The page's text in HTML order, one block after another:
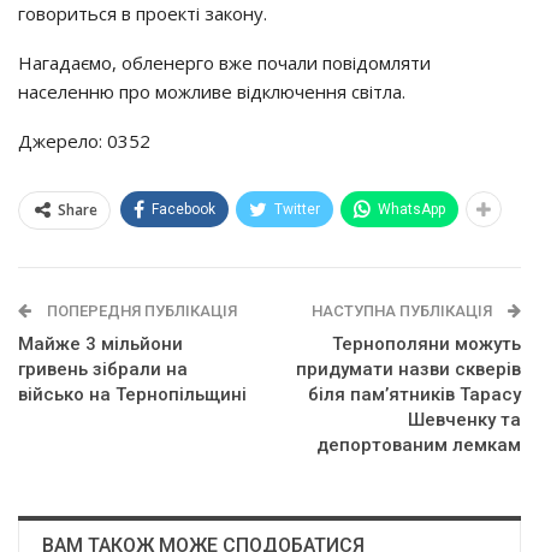
говориться в проекті закону.
Нагадаємо, обленерго вже почали повідомляти
населенню про можливе відключення світла.
Джерело: 0352
Share Facebook Twitter WhatsApp
ПОПЕРЕДНЯ ПУБЛІКАЦІЯ
Майже 3 мільйони
гривень зібрали на
військо на Тернопільщині
НАСТУПНА ПУБЛІКАЦІЯ
Тернополяни можуть
придумати назви скверів
біля пам’ятників Тарасу
Шевченку та
депортованим лемкам
ВАМ ТАКОЖ МОЖЕ СПОДОБАТИСЯ